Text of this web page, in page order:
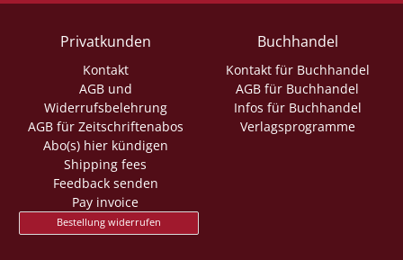
Privatkunden
Kontakt
AGB und
Widerrufsbelehrung
AGB für Zeitschriftenabos
Abo(s) hier kündigen
Shipping fees
Feedback senden
Pay invoice
Bestellung widerrufen
Buchhandel
Kontakt für Buchhandel
AGB für Buchhandel
Infos für Buchhandel
Verlagsprogramme